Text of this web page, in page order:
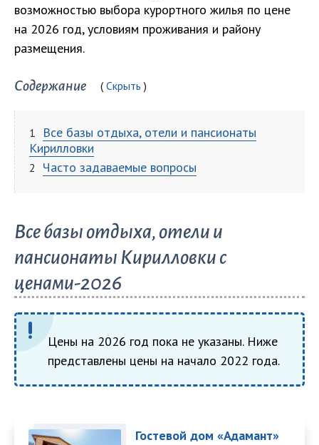
возможностью выбора курортного жилья по цене
на 2026 год, условиям проживания и району
размещения.
Содержание Скрыть
Все базы отдыха, отели и пансионаты
Кирилловки
Часто задаваемые вопросы
Все базы отдыха, отели и
пансионаты Кирилловки с
ценами-2026
Цены на 2026 год пока не указаны. Ниже
представлены цены на начало 2022 года.
Гостевой дом «Адамант»